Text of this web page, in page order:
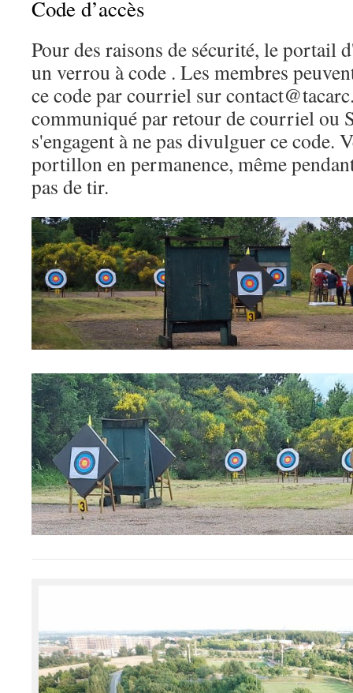
Code d’accès
Pour des raisons de sécurité, le portail
un verrou à code . Les membres
ce code par courriel sur
communiqué par retour de courriel ou
s'engagent à ne pas divulguer ce code.
portillon en permanence, même
pas de tir.